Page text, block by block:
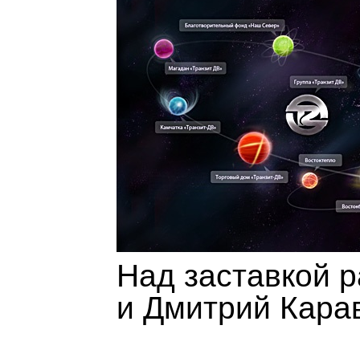
Над заставкой
и Дмитрий